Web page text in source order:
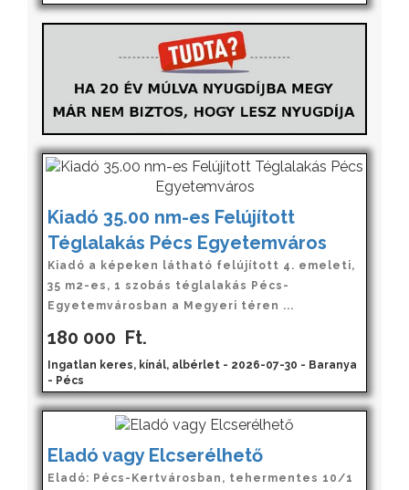
Kiadó 35.00 nm-es Felújított
Téglalakás Pécs Egyetemváros
Kiadó a képeken látható felújított 4. emeleti,
35 m2-es, 1 szobás téglalakás Pécs-
Egyetemvárosban a Megyeri téren ...
180 000 Ft.
Ingatlan keres, kínál, albérlet - 2026-07-30 - Baranya
- Pécs
Eladó vagy Elcserélhető
Eladó: Pécs-Kertvárosban, tehermentes 10/1